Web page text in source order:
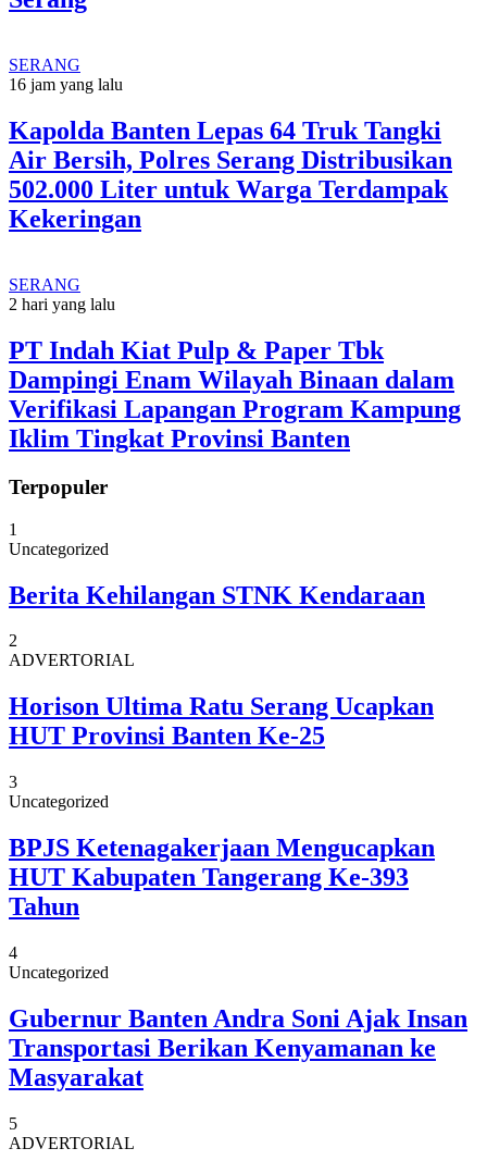
SERANG
16 jam yang lalu
Kapolda Banten Lepas 64 Truk Tangki
Air Bersih, Polres Serang Distribusikan
502.000 Liter untuk Warga Terdampak
Kekeringan
SERANG
2 hari yang lalu
PT Indah Kiat Pulp & Paper Tbk
Dampingi Enam Wilayah Binaan dalam
Verifikasi Lapangan Program Kampung
Iklim Tingkat Provinsi Banten
Terpopuler
1
Uncategorized
Berita Kehilangan STNK Kendaraan
2
ADVERTORIAL
Horison Ultima Ratu Serang Ucapkan
HUT Provinsi Banten Ke-25
3
Uncategorized
BPJS Ketenagakerjaan Mengucapkan
HUT Kabupaten Tangerang Ke-393
Tahun
4
Uncategorized
Gubernur Banten Andra Soni Ajak Insan
Transportasi Berikan Kenyamanan ke
Masyarakat
5
ADVERTORIAL